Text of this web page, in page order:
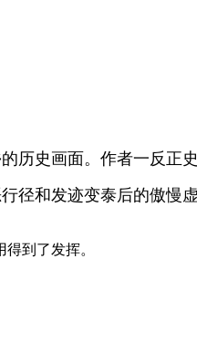
历史画面。作者一反
径和发迹变泰后的傲慢
到了发挥。